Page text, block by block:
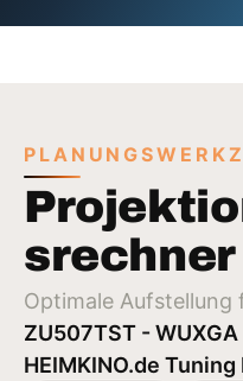
srechner
Optimale Aufstellung
ZU507TST - WUXGA
HEIMKINO.de